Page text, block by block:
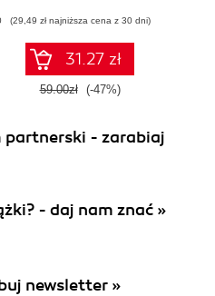
(29,49 zł najniższa cena z 30 dni)
31.27 zł
59.00zł (-47%)
partnerski - zarabiaj
- daj nam znać »
newsletter »